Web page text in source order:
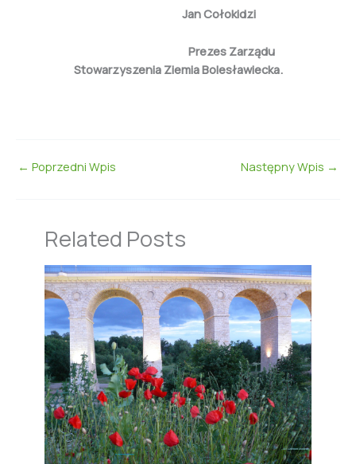
Jan Cołokidzi
Prezes Zarządu
Stowarzyszenia Ziemia Bolesławiecka.
← Poprzedni Wpis Następny Wpis →
Related Posts